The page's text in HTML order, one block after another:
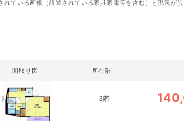
れている画像（設置されている家具家電等を含む）と現況が
間取り図 所在階
3階